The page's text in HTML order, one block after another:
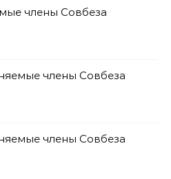
члены Совбеза
члены Совбеза
члены Совбеза